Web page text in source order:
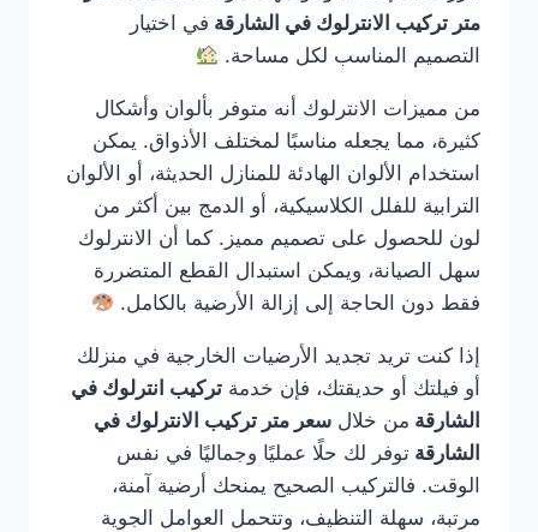
متر تركيب الانترلوك في الشارقة في اختيار
التصميم المناسب لكل مساحة.
من مميزات الانترلوك أنه متوفر بألوان وأشكال
كثيرة، مما يجعله مناسبًا لمختلف الأذواق. يمكن
استخدام الألوان الهادئة للمنازل الحديثة، أو الألوان
الترابية للفلل الكلاسيكية، أو الدمج بين أكثر من
لون للحصول على تصميم مميز. كما أن الانترلوك
سهل الصيانة، ويمكن استبدال القطع المتضررة
فقط دون الحاجة إلى إزالة الأرضية بالكامل.
إذا كنت تريد تجديد الأرضيات الخارجية في منزلك
أو فيلتك أو حديقتك، فإن خدمة تركيب انترلوك في
الشارقة من خلال سعر متر تركيب الانترلوك في
الشارقة توفر لك حلًا عمليًا وجماليًا في نفس
الوقت. فالتركيب الصحيح يمنحك أرضية آمنة،
مرتبة، سهلة التنظيف، وتتحمل العوامل الجوية